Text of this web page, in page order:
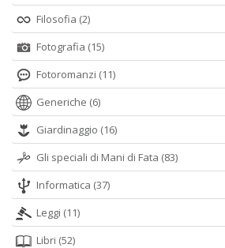
Filosofia (2)
Fotografia (15)
Fotoromanzi (11)
Generiche (6)
Giardinaggio (16)
Gli speciali di Mani di Fata (83)
Informatica (37)
Leggi (11)
Libri (52)